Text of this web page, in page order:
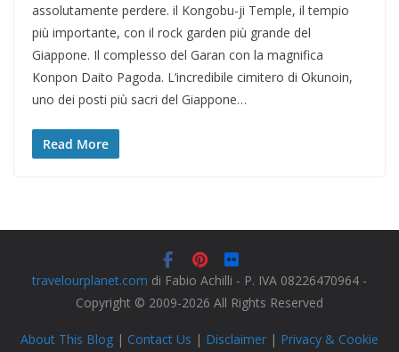
assolutamente perdere. il Kongobu-ji Temple, il tempio
più importante, con il rock garden più grande del
Giappone. Il complesso del Garan con la magnifica
Konpon Daito Pagoda. L’incredibile cimitero di Okunoin,
uno dei posti più sacri del Giappone…
Read More
travelourplanet.com di Fabio Achilli - P. IVA 08226470964 -
Copyright © 2009-2026 All Rights Reserved
About This Blog | Contact Us | Disclaimer | Privacy & Cookie